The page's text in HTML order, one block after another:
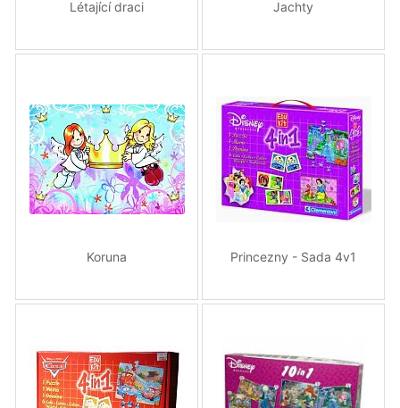
Létající draci Jachty
Koruna Princezny - Sada 4v1